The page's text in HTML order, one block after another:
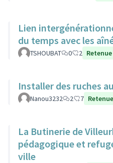
Lien
du temps avec les
TSHOUBAT 0 2
Installer des ruches
Nanou3232 2 7
La Butinerie de
pédagogique et
ville